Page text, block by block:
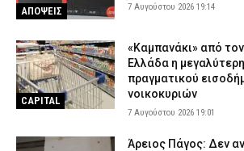
ΑΠΟΨΕΙΣ 7 Αυγούστου 2026 19:14
CAPITAL
«Καμπανάκι» από
Ελλάδα η
πραγματικού
νοικοκυριών
7 Αυγούστου 2026 19:01
Άρειος Πάγος: Δεν